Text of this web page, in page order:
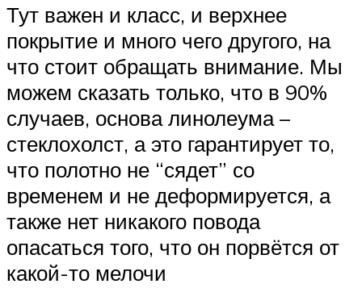
Тут важен и класс, и верхнее
покрытие и много чего другого, на
что стоит обращать внимание. Мы
можем сказать только, что в 90%
случаев, основа линолеума –
стеклохолст, а это гарантирует то,
что полотно не “сядет” со
временем и не деформируется, а
также нет никакого повода
опасаться того, что он порвётся от
какой-то мелочи